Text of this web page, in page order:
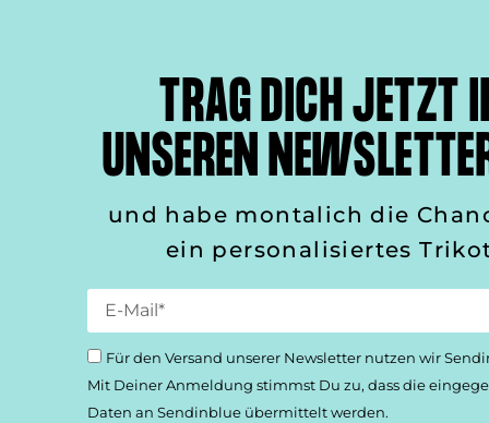
TRAG DICH JETZT
UNSEREN
und habe montalich die
ein personalisiertes
Für den Versand unserer Newsletter nutzen wir
Mit Deiner Anmeldung stimmst Du zu, dass die
Daten an Sendinblue übermittelt werden.